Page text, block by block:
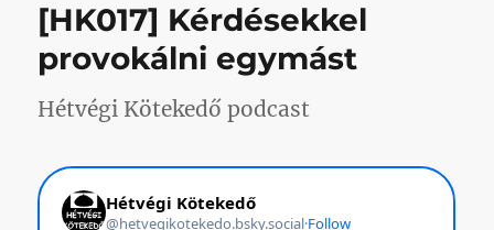
[HK017] Kérdésekkel
provokálni egymást
Hétvégi Kötekedő podcast